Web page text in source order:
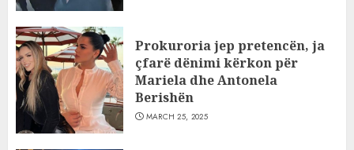
Prokuroria jep pretencën, ja
çfarë dënimi kërkon për
Mariela dhe Antonela
Berishën
MARCH 25, 2025